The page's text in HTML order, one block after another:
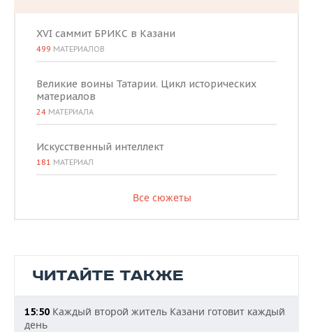
XVI саммит БРИКС в Казани
499 МАТЕРИАЛОВ
Великие воины Татарии. Цикл исторических
материалов
24 МАТЕРИАЛА
Искусственный интеллект
181 МАТЕРИАЛ
Все сюжеты
ЧИТАЙТЕ ТАКЖЕ
15:50 Каждый второй житель Казани готовит каждый
день